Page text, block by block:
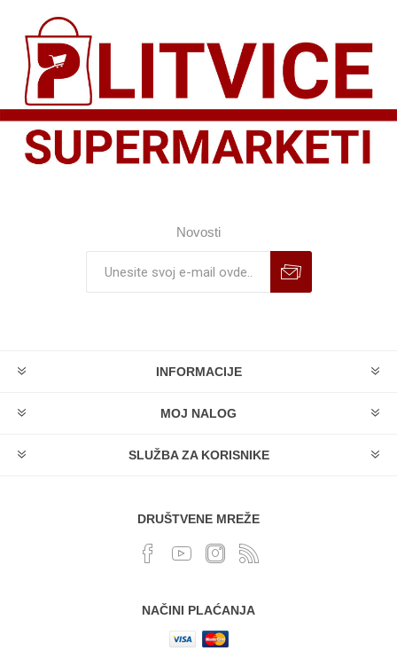
Novosti
INFORMACIJE
MOJ NALOG
SLUŽBA ZA KORISNIKE
DRUŠTVENE MREŽE
NAČINI PLAĆANJA